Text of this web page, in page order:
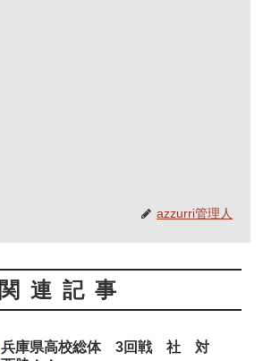
azzurri管理人
関連記事
兵庫県高校総体 3回戦 社 対